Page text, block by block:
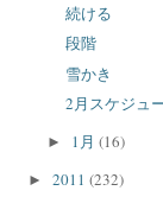
続ける
段階
雪かき
2月スケジュ
► 1月 (16)
► 2011 (232)